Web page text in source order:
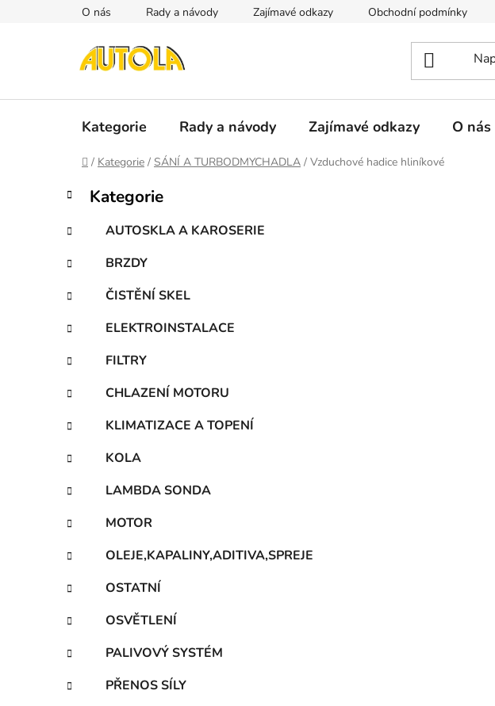
O nás Rady a návody Zajímavé odkazy Obchodní podmínky
Kategorie Rady a návody Zajímavé odkazy O nás
Domů
/ Kategorie / SÁNÍ A TURBODMYCHADLA / Vzduchové hadice hliníkové
P
s
r
a
n
í
p
a
e
l
Přeskočit
kategorie
K
a
e
g
o
r
e
Kategorie
AUTOSKLA A KAROSERIE
BRZDY
ČISTĚNÍ SKEL
ELEKTROINSTALACE
FILTRY
CHLAZENÍ MOTORU
KLIMATIZACE A TOPENÍ
KOLA
LAMBDA SONDA
MOTOR
OLEJE,KAPALINY,ADITIVA,SPREJE
OSTATNÍ
OSVĚTLENÍ
PALIVOVÝ SYSTÉM
PŘENOS SÍLY